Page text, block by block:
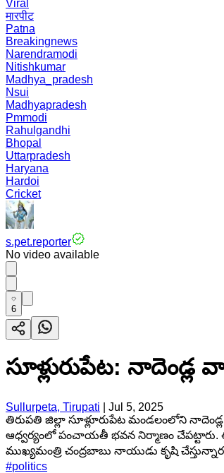
Viral
मारपीट
Patna
Breakingnews
Narendramodi
Nitishkumar
Madhya_pradesh
Nsui
Madhyapradesh
Pmmodi
Rahulgandhi
Bhopal
Uttarpradesh
Haryana
Hardoi
Cricket
s.pet.reporter
No video available
6
సూళ్లురుపేట:
Sullurpeta, Tirupati
Jul 5, 2025
తిరుపతి జిల్లా సూళ్లూరుపేట మండలంలోని
ఆధ్వర్యంలో పంచాయతీ భవన నిర్మాణం చేపట్టారు.
ముఖ్యమంత్రి చంద్రబాబు నాయుడు కృషి
#politics